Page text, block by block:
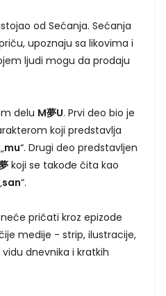
od Sećanja. Sećanja
upoznaju sa likovima i
ljudi mogu da prodaju
delu M夢U. Prvi deo bio je
koji predstavlja
mu“. Drugi deo predstavljen
koji se takođe čita kao
san“.
pričati kroz epizode
medije - strip, ilustracije,
dnevnika i kratkih